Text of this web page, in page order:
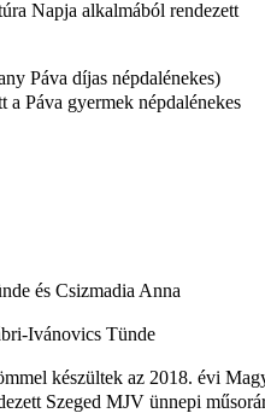
Napja alkalmából rendezett
Páva díjas népdalénekes)
Páva gyermek népdalénekes
és Csizmadia Anna
Ivánovics Tünde
készültek az 2018. évi
Szeged MJV ünnepi